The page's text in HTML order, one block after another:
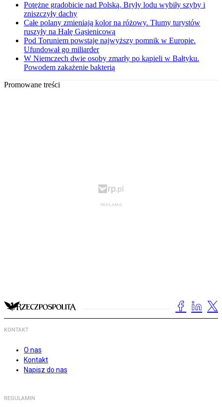
Potężne gradobicie nad Polską. Bryły lodu wybiły szyby i
zniszczyły dachy
Całe polany zmieniają kolor na różowy. Tłumy turystów
ruszyły na Halę Gąsienicową
Pod Toruniem powstaje najwyższy pomnik w Europie.
Ufundował go miliarder
W Niemczech dwie osoby zmarły po kąpieli w Bałtyku.
Powodem zakażenie bakterią
Promowane treści
KONTAKT
O nas
Kontakt
Napisz do nas
REGULAMIN